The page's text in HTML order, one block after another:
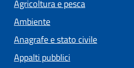
Agricoltura e pesca
Ambiente
Anagrafe e stato civile
Appalti pubblici